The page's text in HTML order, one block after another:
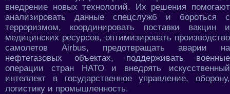
внедрение новых технологий. Их решения помогают
анализировать данные спецслужб и бороться с
терроризмом, координировать поставки вакцин и
медицинских ресурсов, оптимизировать производство
самолетов Airbus, предотвращать аварии на
нефтегазовых объектах, поддерживать военные
операции стран НАТО и внедрять искусственный
интеллект в государственное управление, оборону,
логистику и промышленность.